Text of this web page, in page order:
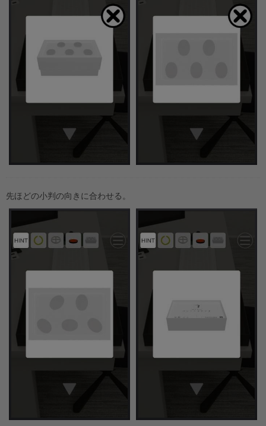
先ほどの小判の向きに合わせる。